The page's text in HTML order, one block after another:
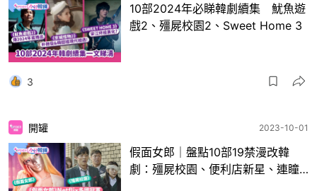
10部2024年必睇韓劇續集 魷魚遊
戲2、殭屍校園2、Sweet Home 3
3
開罐 2023-10-01
假面女郎｜盤點10部19禁漫改韓
劇：殭屍校園、便利店新星、連瞳…